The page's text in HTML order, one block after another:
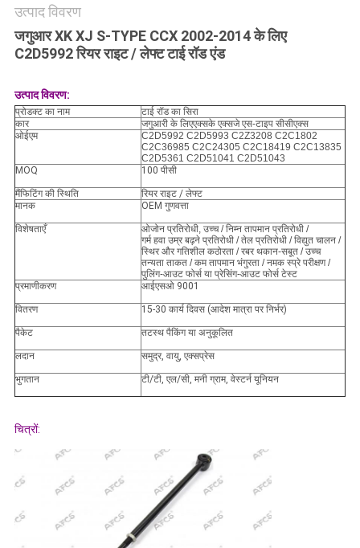
उत्पाद विवरण
जगुआर XK XJ S-TYPE CCX 2002-2014 के लिए
C2D5992 रियर राइट / लेफ्ट टाई रॉड एंड
उत्पाद विवरण:
प्रोडक्ट का नाम
टाई रॉड का सिरा
कार
जगुआरी के लिएएक्सके एक्सजे एस-टाइप सीसीएक्स
ओईएम
C2D5992 C2D5993 C2Z3208 C2C1802
C2C36985 C2C24305 C2C18419 C2C13835
C2D5361 C2D51041 C2D51043
MOQ
100 पीसी
मैंफिटिंग की स्थिति
रियर राइट / लेफ्ट
मानक
OEM गुणवत्ता
विशेषताएँ
ओजोन प्रतिरोधी, उच्च / निम्न तापमान प्रतिरोधी /
गर्म हवा उम्र बढ़ने प्रतिरोधी / तेल प्रतिरोधी / विद्युत चालन /
स्थिर और गतिशील कठोरता / रबर थकान-सबूत / उच्च
तन्यता ताकत / कम तापमान भंगुरता / नमक स्प्रे परीक्षण /
पुलिंग-आउट फोर्स या प्रेसिंग-आउट फोर्स टेस्ट
प्रमाणीकरण
आईएसओ 9001
वितरण 15-30 कार्य दिवस (आदेश मात्रा पर निर्भर)
पैकेट तटस्थ पैकिंग या अनुकूलित
लदान समुद्र, वायु, एक्सप्रेस
भुगतान टी/टी, एल/सी, मनी ग्राम, वेस्टर्न यूनियन
चित्रों: